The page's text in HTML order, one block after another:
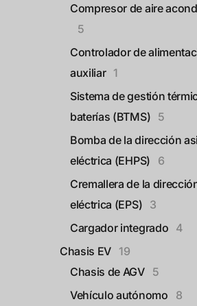
Compresor de aire
5
Controlador de
auxiliar 1
Sistema de gestión
baterías (BTMS) 5
Bomba de la dirección
eléctrica (EHPS)
6
Cremallera de la
eléctrica (EPS) 3
Cargador integrado 4
Chasis EV 19
Chasis de AGV
5
Vehículo autónomo
8